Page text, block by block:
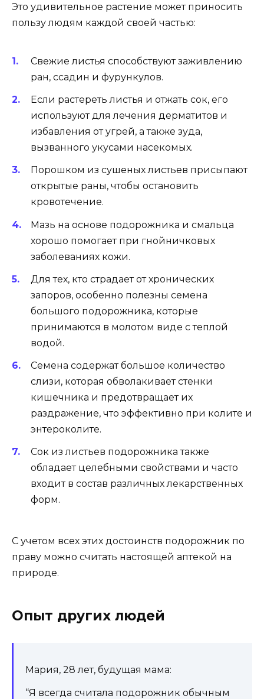
Это удивительное растение может приносить
пользу людям каждой своей частью:
Свежие листья способствуют заживлению
ран, ссадин и фурункулов.
Если растереть листья и отжать сок, его
используют для лечения дерматитов и
избавления от угрей, а также зуда,
вызванного укусами насекомых.
Порошком из сушеных листьев присыпают
открытые раны, чтобы остановить
кровотечение.
Мазь на основе подорожника и смальца
хорошо помогает при гнойничковых
заболеваниях кожи.
Для тех, кто страдает от хронических
запоров, особенно полезны семена
большого подорожника, которые
принимаются в молотом виде с теплой
водой.
Семена содержат большое количество
слизи, которая обволакивает стенки
кишечника и предотвращает их
раздражение, что эффективно при колите и
энтероколите.
Сок из листьев подорожника также
обладает целебными свойствами и часто
входит в состав различных лекарственных
форм.
С учетом всех этих достоинств подорожник по
праву можно считать настоящей аптекой на
природе.
Опыт других людей
Мария, 28 лет, будущая мама:
“Я всегда считала подорожник обычным